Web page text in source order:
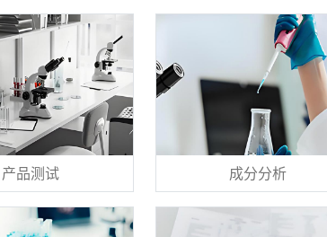
产品测试 成分分析